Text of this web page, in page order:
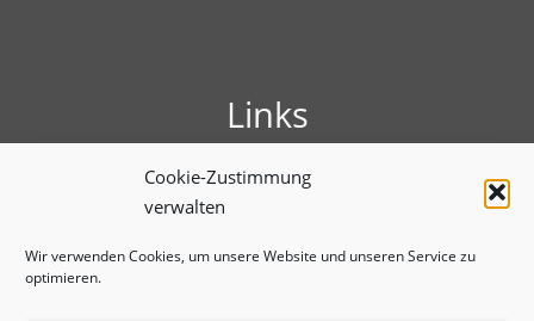
Cookie-Zustimmung
verwalten
Wir verwenden Cookies, um unsere Website und unseren Service zu
optimieren.
Links
Presse
Linktree
Benutzungshinweise